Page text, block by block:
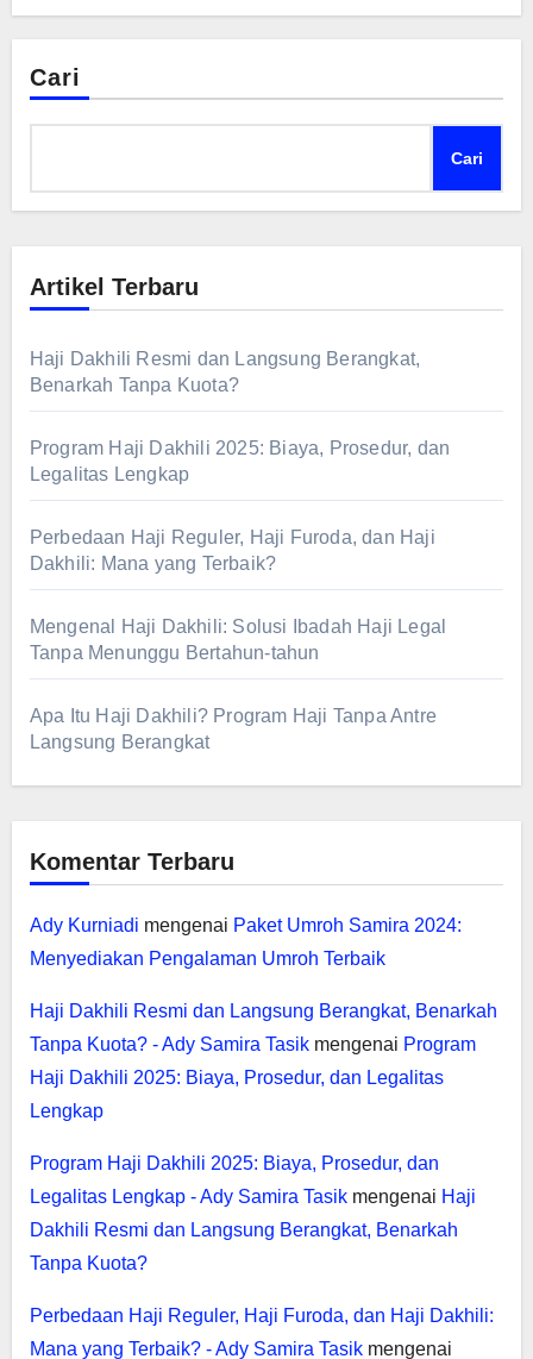
Cari
Cari
Artikel Terbaru
Haji Dakhili Resmi dan Langsung Berangkat,
Benarkah Tanpa Kuota?
Program Haji Dakhili 2025: Biaya, Prosedur, dan
Legalitas Lengkap
Perbedaan Haji Reguler, Haji Furoda, dan Haji
Dakhili: Mana yang Terbaik?
Mengenal Haji Dakhili: Solusi Ibadah Haji Legal
Tanpa Menunggu Bertahun-tahun
Apa Itu Haji Dakhili? Program Haji Tanpa Antre
Langsung Berangkat
Komentar Terbaru
Ady Kurniadi mengenai Paket Umroh Samira 2024:
Menyediakan Pengalaman Umroh Terbaik
Haji Dakhili Resmi dan Langsung Berangkat, Benarkah
Tanpa Kuota? - Ady Samira Tasikmengenai Program
Haji Dakhili 2025: Biaya, Prosedur, dan Legalitas
Lengkap
Program Haji Dakhili 2025: Biaya, Prosedur, dan
Legalitas Lengkap - Ady Samira Tasikmengenai Haji
Dakhili Resmi dan Langsung Berangkat, Benarkah
Tanpa Kuota?
Perbedaan Haji Reguler, Haji Furoda, dan Haji Dakhili:
Mana yang Terbaik? - Ady Samira Tasikmengenai